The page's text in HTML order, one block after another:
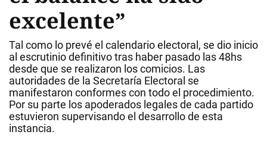
excelente”
Tal como lo prevé el calendario electoral, se dio inicio
al escrutinio definitivo tras haber pasado las 48hs
desde que se realizaron los comicios. Las
autoridades de la Secretaría Electoral se
manifestaron conformes con todo el procedimiento.
Por su parte los apoderados legales de cada partido
estuvieron supervisando el desarrollo de esta
instancia.